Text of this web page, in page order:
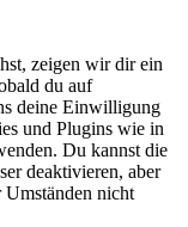
zeigen wir dir ein
du auf
deine Einwilligung
und Plugins wie in
Du kannst die
deaktivieren, aber
Umständen nicht